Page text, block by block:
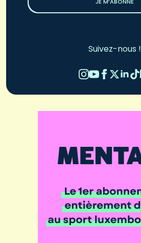
Suivez-nous !